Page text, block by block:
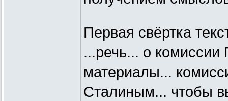
Первая свёртка
...речь... о
материалы...
Сталиным... чтобы